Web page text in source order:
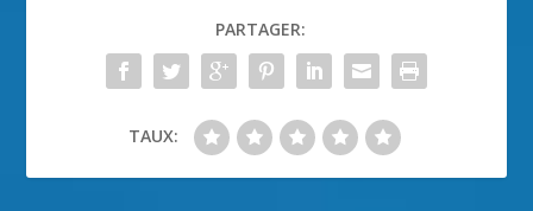
PARTAGER:
TAUX: